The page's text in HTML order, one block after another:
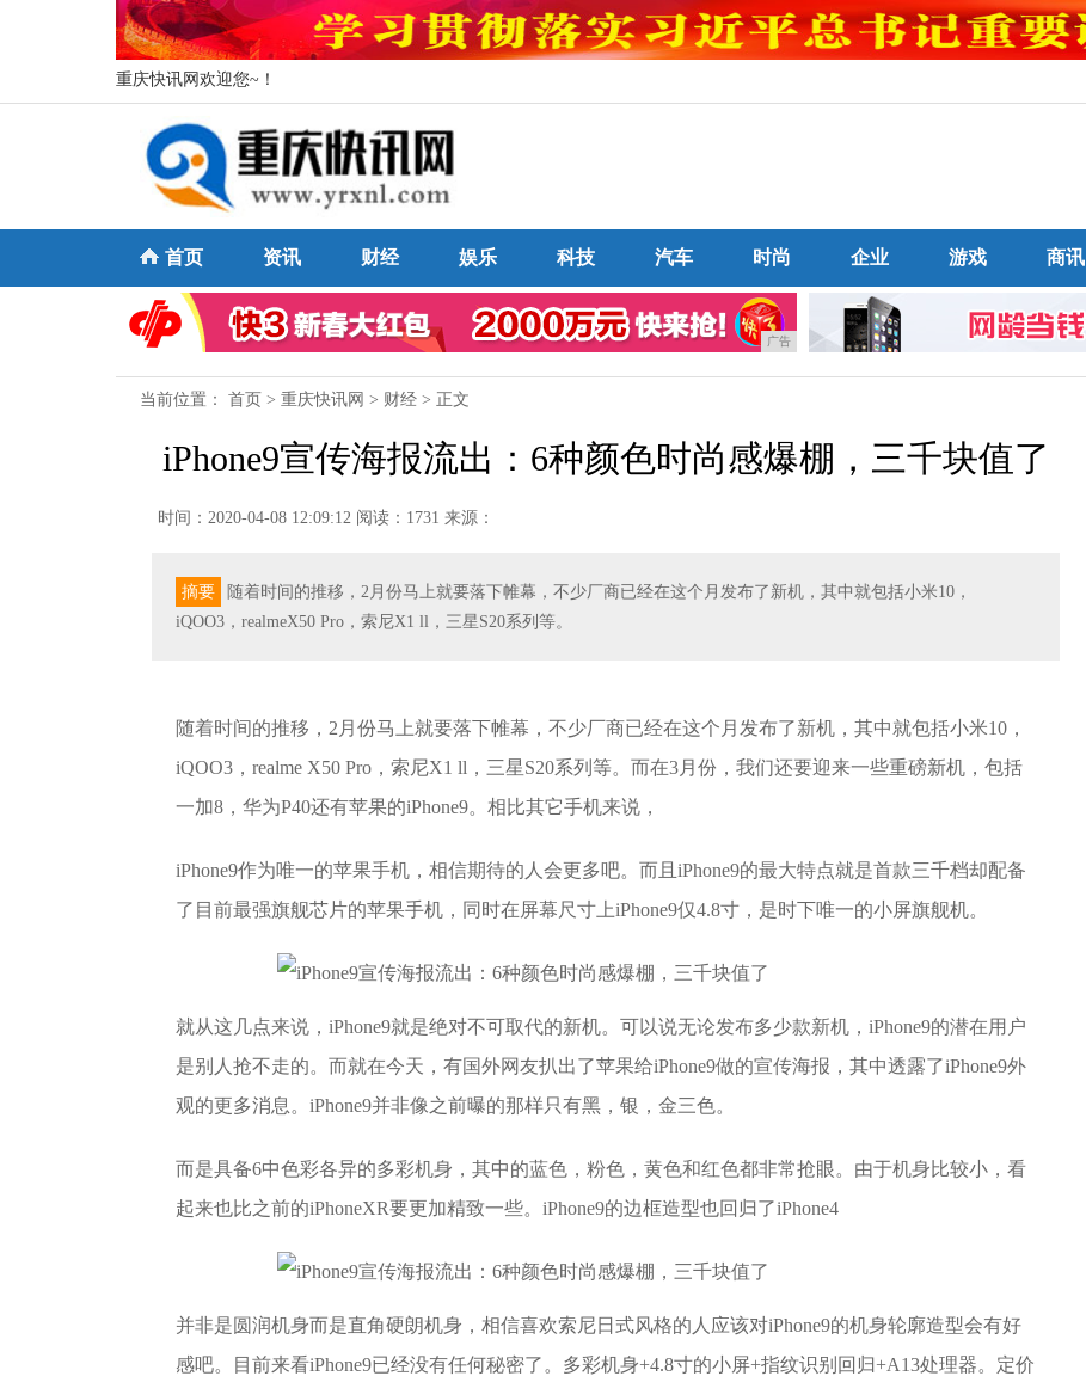
重庆快讯网欢迎您~！
首页 资讯 财经 娱乐 科技 汽车 时尚 企业 游戏 商讯
广告
当前位置： 首页 > 重庆快讯网 > 财经 > 正文
iPhone9宣传海报流出：6种颜色时尚感爆棚，三千块值了
时间：2020-04-08 12:09:12 阅读：1731 来源：
摘要
随着时间的推移，2月份马上就要落下帷幕，不少厂商已经在这个月发布了新机，其中就包括小米10，
iQOO3，realmeX50 Pro，索尼X1 ll，三星S20系列等。
随着时间的推移，2月份马上就要落下帷幕，不少厂商已经在这个月发布了新机，其中就包括小米10，
iQOO3，realme X50 Pro，索尼X1 ll，三星S20系列等。而在3月份，我们还要迎来一些重磅新机，包括
一加8，华为P40还有苹果的iPhone9。相比其它手机来说，
iPhone9作为唯一的苹果手机，相信期待的人会更多吧。而且iPhone9的最大特点就是首款三千档却配备
了目前最强旗舰芯片的苹果手机，同时在屏幕尺寸上iPhone9仅4.8寸，是时下唯一的小屏旗舰机。
​就从这几点来说，iPhone9就是绝对不可取代的新机。可以说无论发布多少款新机，iPhone9的潜在用户
是别人抢不走的。而就在今天，有国外网友扒出了苹果给iPhone9做的宣传海报，其中透露了iPhone9外
观的更多消息。iPhone9并非像之前曝的那样只有黑，银，金三色。
而是具备6中色彩各异的多彩机身，其中的蓝色，粉色，黄色和红色都非常抢眼。由于机身比较小，看
起来也比之前的iPhoneXR要更加精致一些。iPhone9的边框造型也回归了iPhone4
​并非是圆润机身而是直角硬朗机身，相信喜欢索尼日式风格的人应该对iPhone9的机身轮廓造型会有好
感吧。目前来看iPhone9已经没有任何秘密了。多彩机身+4.8寸的小屏+指纹识别回归+A13处理器。定价